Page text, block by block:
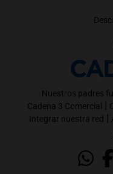
Nuestros padres
Cadena 3 Comercial |
Integrar nuestra red |